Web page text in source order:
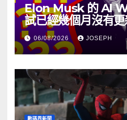
Elon Musk 的 AI
試已經幾個月沒有
06/08/2026 JOSEPH